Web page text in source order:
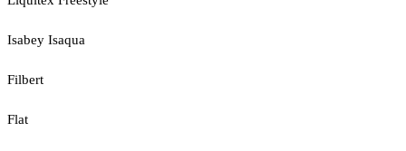
Isabey Isaqua
Filbert
Flat